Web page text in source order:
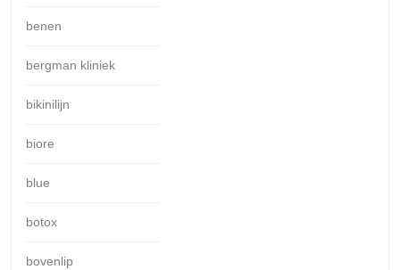
benen
bergman kliniek
bikinilijn
biore
blue
botox
bovenlip